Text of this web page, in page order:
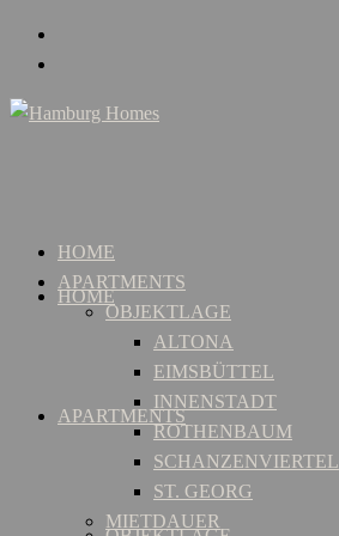
HOME
APARTMENTS
HOME
APARTMENTS
OBJEKTLAGE
ALTONA
EIMSBÜTTEL
INNENSTADT
ROTHENBAUM
SCHANZENVIERTEL
ST. GEORG
MIETDAUER